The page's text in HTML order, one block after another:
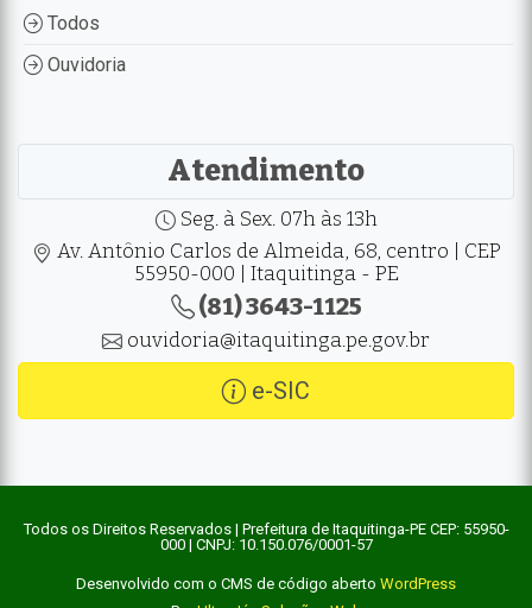
Todos
Ouvidoria
Atendimento
Seg. à Sex. 07h às 13h
Av. Antônio Carlos de Almeida, 68, centro | CEP
55950-000 | Itaquitinga - PE
(81) 3643-1125
ouvidoria@itaquitinga.pe.gov.br
e-SIC
Todos os Direitos Reservados | Prefeitura de Itaquitinga-PE CEP: 55950-
000 | CNPJ: 10.150.076/0001-57
Desenvolvido com o CMS de código aberto WordPress